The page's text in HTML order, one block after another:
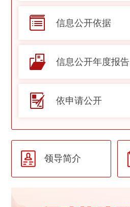
信息公开依据
信息公开年度报告
依申请公开
领导简介